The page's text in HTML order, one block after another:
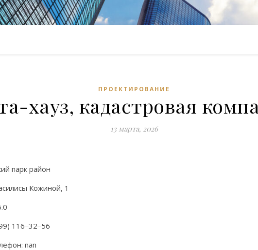
ПРОЕКТИРОВАНИЕ
хауз, кадастровая
13 марта, 2026
парк район
Кожиной, 1
116‒32‒56
nan